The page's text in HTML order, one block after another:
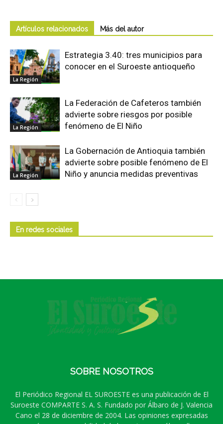
Artículos relacionados Más del autor
La Región
Estrategia 3.40: tres municipios para
conocer en el Suroeste antioqueño
La Región
La Federación de Cafeteros también
advierte sobre riesgos por posible
fenómeno de El Niño
La Región
La Gobernación de Antioquia también
advierte sobre posible fenómeno de El
Niño y anuncia medidas preventivas
En redes sociales
SOBRE NOSOTROS
El Periódico Regional EL SUROESTE es una publicación de El
Suroeste COMPARTE S. A. S. Fundado por Álbaro de J. Valencia
Cano el 28 de diciembre de 2004. Las opiniones expresadas